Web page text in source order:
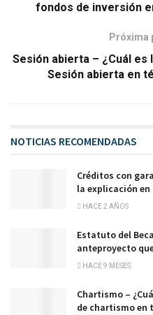
fondos de inversión
Próxima
Sesión abierta – ¿Cuál es
Sesión abierta en
NOTICIAS RECOMENDADAS
Créditos con
la explicación
HACE 2 AÑOS
Estatuto del
anteproyecto
HACE 9 MESES
Chartismo –
de chartismo en